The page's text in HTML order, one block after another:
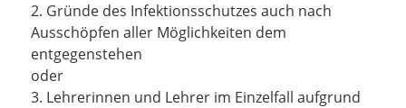
2. Gründe des Infektionsschutzes auch nach
Ausschöpfen aller Möglichkeiten dem
entgegenstehen
oder
3. Lehrerinnen und Lehrer im Einzelfall aufgrund